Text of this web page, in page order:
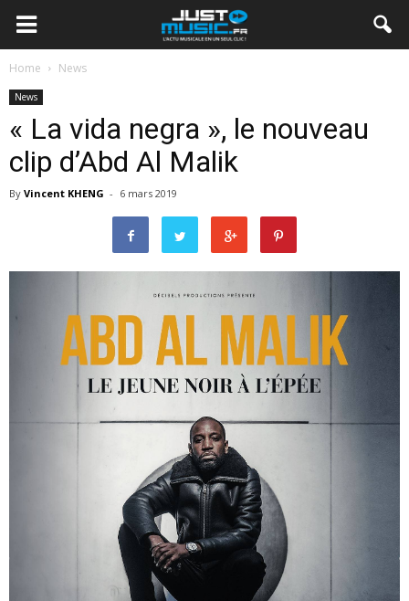
Home News
News
« La vida negra », le nouveau
clip d’Abd Al Malik
By Vincent KHENG - 6 mars 2019